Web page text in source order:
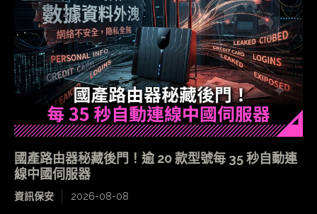
國產路由器秘藏後門！逾 20 款型號每 35 秒自動連
線中國伺服器
資訊保安 2026-08-08